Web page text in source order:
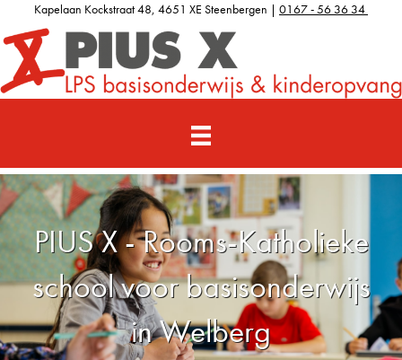
Kapelaan Kockstraat 48, 4651 XE Steenbergen | 0167 - 56 36 34
PIUS X - Rooms-Katholieke
school voor basisonderwijs
in Welberg